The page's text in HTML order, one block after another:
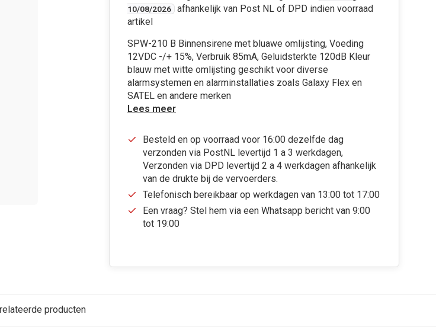
10/08/2026
afhankelijk van Post NL of DPD indien voorraad
artikel
SPW-210 B Binnensirene met bluawe omlijsting, Voeding
12VDC -/+ 15%, Verbruik 85mA, Geluidsterkte 120dB Kleur
blauw met witte omlijsting geschikt voor diverse
alarmsystemen en alarminstallaties zoals Galaxy Flex en
SATEL en andere merken
Lees meer
Besteld en op voorraad voor 16:00 dezelfde dag
verzonden via PostNL levertijd 1 a 3 werkdagen,
Verzonden via DPD levertijd 2 a 4 werkdagen afhankelijk
van de drukte bij de vervoerders.
Telefonisch bereikbaar op werkdagen van 13:00 tot 17:00
Een vraag? Stel hem via een Whatsapp bericht van 9:00
tot 19:00
producten